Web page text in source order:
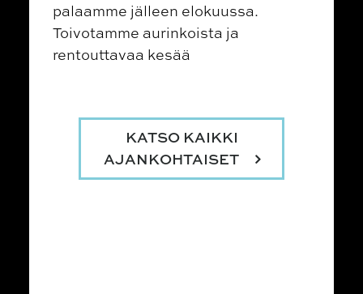
palaamme jälleen elokuussa.
Toivotamme aurinkoista ja
rentouttavaa kesää
KATSO KAIKKI
AJANKOHTAISET